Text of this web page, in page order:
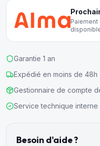
Garantie 1 an
Expédié en moins de 48h
Gestionnaire de compte
Service technique interne
Besoin d'aide ?